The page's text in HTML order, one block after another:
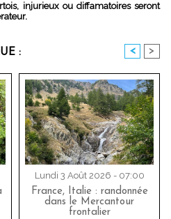
injurieux ou diffamatoires seront
: < >
Lundi 3 Août 2026 - 07:00
France, Italie : randonnée
dans le Mercantour
frontalier